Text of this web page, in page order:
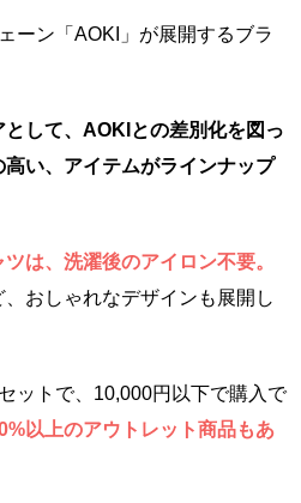
ーン「AOKI」が展開するブラ
して、AOKIとの差別化を図っ
い、アイテムがラインナップ
は、洗濯後のアイロン不要。
おしゃれなデザインも展開し
ットで、10,000円以下で購入で
以上のアウトレット商品もあ